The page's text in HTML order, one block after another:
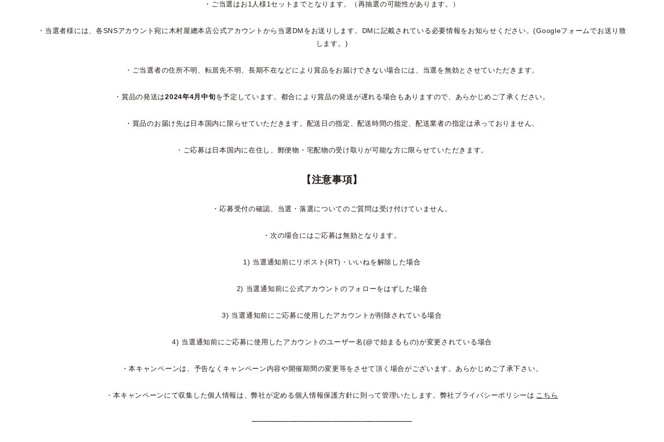
・ご当選はお1人様1セットまでとなります。（再抽選の可能性があります。）
・当選者様には、各SNSアカウント宛に木村屋總本店公式アカウントから当選DMをお送りします。 DMに記載されている必要情報をお知らせください。(Googleフォームでお送り致
します。)
・ご当選者の住所不明、転居先不明、長期不在などにより賞品をお届けできない場合には、当選を無効とさせていただきます。
・賞品の発送は2024年4月中旬を予定しています。都合により賞品の発送が遅れる場合もありますので、 あらかじめご了承ください。
・賞品のお届け先は日本国内に限らせていただきます。配送日の指定、配送時間の指定、配送業者の指定は承っておりません。
・ご応募は日本国内に在住し、 郵便物・宅配物の受け取りが可能な方に限らせていただきます。
【注意事項】
・応募受付の確認、当選・落選についてのご質問は受け付けていません。
・次の場合にはご応募は無効となります。
1) 当選通知前にリポスト(RT)・いいねを解除した場合
2) 当選通知前に公式アカウントのフォローをはずした場合
3) 当選通知前にご応募に使用したアカウントが削除されている場合
4) 当選通知前にご応募に使用したアカウントのユーザー名(@で始まるもの)が変更されている場合
・本キャンペーンは、予告なくキャンペーン内容や開催期間の変更等をさせて頂く場合がございます。あらかじめご了承下さい。
・本キャンペーンにて収集した個人情報は、弊社が定める個人情報保護方針に則って管理いたします。弊社プライバシーポリシーは こちら
──────────────────────